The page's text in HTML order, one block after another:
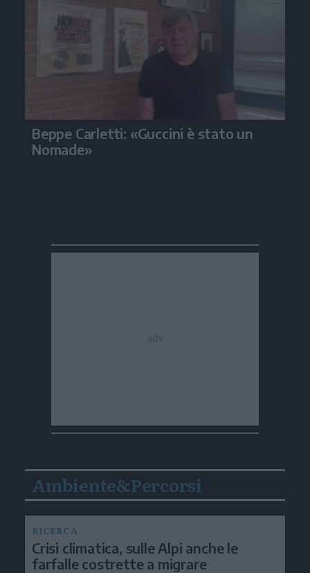
Beppe Carletti: «Guccini è stato un
Nomade»
Ambiente&Percorsi
RICERCA
Crisi climatica, sulle Alpi anche le
farfalle costrette a migrare